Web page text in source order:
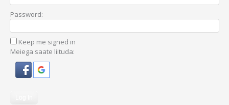
Password:
Keep me signed in
Meiega saate liituda: